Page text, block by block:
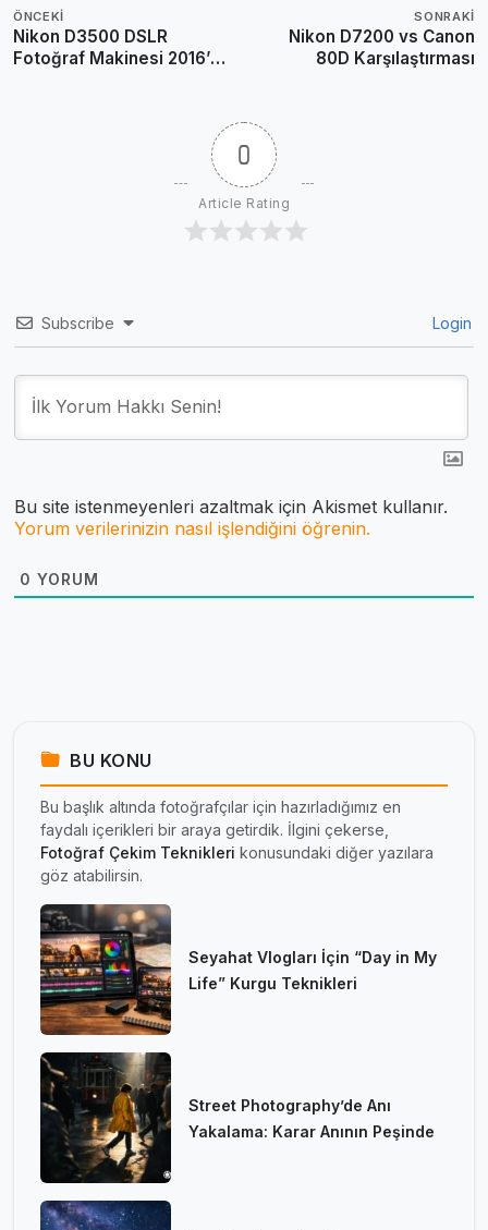
ÖNCEKI
Nikon D3500 DSLR
Fotoğraf Makinesi 2016’da
SONRAKI
Nikon D7200 vs Canon
80D Karşılaştırması
0
Article Rating
Subscribe Login
Bu site istenmeyenleri azaltmak için Akismet kullanır.
Yorum verilerinizin nasıl işlendiğini öğrenin.
0 YORUM
BU KONU
Bu başlık altında fotoğrafçılar için hazırladığımız en
faydalı içerikleri bir araya getirdik. İlgini çekerse,
Fotoğraf Çekim Teknikleri konusundaki diğer yazılara
göz atabilirsin.
Seyahat Vlogları İçin “Day in My
Life” Kurgu Teknikleri
Street Photography’de Anı
Yakalama: Karar Anının Peşinde